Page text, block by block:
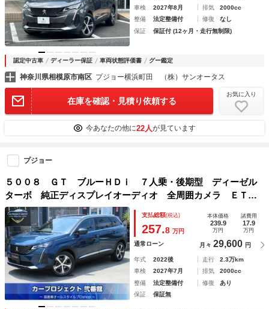
車検
2027年8月 排気
2000cc
整備
法定整備付 修復
なし
保証
保証付 (12ヶ月・走行無制限)
認定中古車 ディーラー保証 車両状態評価書 グー鑑定
神奈川県相模原市南区 プジョー横浜町田 （株）サンオータス
在庫を確認・見積り依頼する
お気に入り
今あなたの他に22人が見ています
プジョー
５００８ ＧＴ ブルーＨＤｉ ７人乗・後期型 ディーゼル
ターボ 純正ディスプレイオーディオ 全周囲カメラ ＥＴＣ
ドラレコ ハーフレザーシート シートヒーター マッサージ
機能 ハンズフリー付き電動ゲート アクティブセーフティブ
レーキ
支払総額(税込)
257.8 万円
本体価格
239.9
万円
諸費用
17.9
万円
通常ローン 月々 29,600 円
年式 2022後 走行
2.3万km
車検
2027年7月 排気
2000cc
整備
法定整備付 修復
あり
保証
保証無